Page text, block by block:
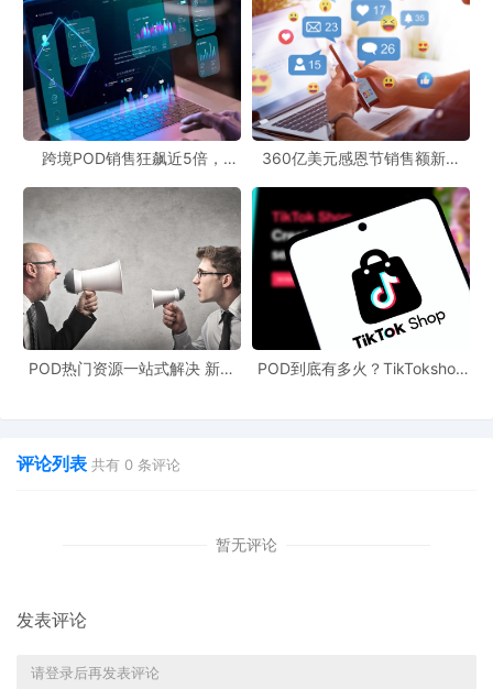
跨境POD销售狂飙近5倍，
360亿美元感恩节销售额新纪
新风潮！
POD热门资源一站式解决 新手
POD到底有多火？TikTokshop
评论列表 共有 0 条评论
暂无评论
发表评论